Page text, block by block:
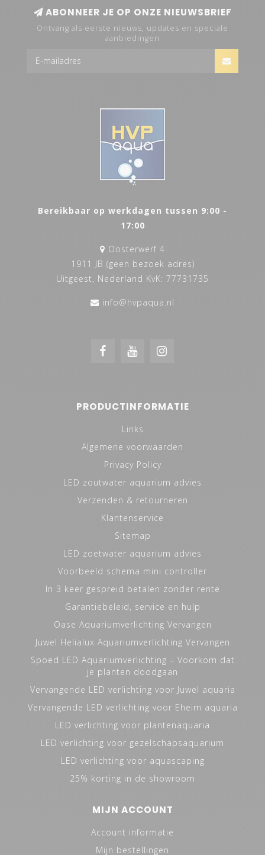
ABONNEER JE OP ONZE NIEUWSBRIEF
Ontvang als eerste nieuws, updates en speciale
aanbiedingen
Bereikbaar op werkdagen tussen 9:00 -
17:00
Oosterwerf 4
1911 JB (geen bezoek adres)
Uitgeest, Nederland KvK: 77731735
info@hvpaqua.nl
PRODUCTINFORMATIE
Links
Algemene voorwaarden
Privacy Policy
LED zoutwater aquarium advies
Verzenden & retourneren
Klantenservice
Sitemap
LED zoetwater aquarium advies
Voorbeeld schema mini controller
In 3 keer gespreid betalen zonder rente
Garantiebeleid, service en hulp
Oase Aquariumverlichting Vervangen
Juwel Helialux Aquariumverlichting Vervangen
Spoed LED Aquariumverlichting – Voorkom dat
je planten doodgaan
Vervangende LED verlichting voor Juwel aquaria
Vervangende LED verlichting voor Eheim aquaria
LED verlichting voor plantenaquaria
LED verlichting voor gezelschapsaquarium
LED verlichting voor aquascaping
25% korting in de showroom
MIJN ACCOUNT
Account informatie
Mijn bestellingen